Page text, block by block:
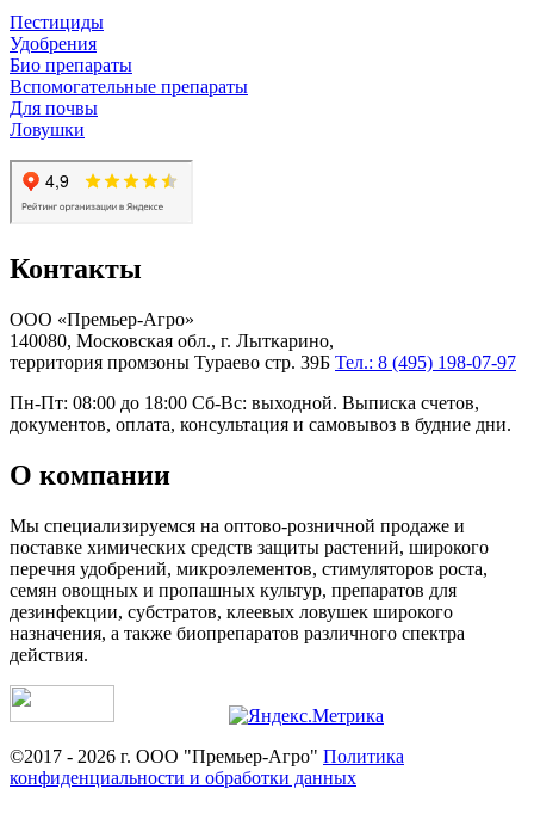
Пестициды
Удобрения
Био препараты
Вспомогательные препараты
Для почвы
Ловушки
Контакты
ООО «Премьер-Агро»
140080, Московская обл., г. Лыткарино,
территория промзоны Тураево стр. 39Б Тел.: 8 (495) 198-07-97
Пн-Пт: 08:00 до 18:00 Сб-Вс: выходной. Выписка счетов,
документов, оплата, консультация и самовывоз в будние дни.
О компании
Мы специализируемся на оптово-розничной продаже и
поставке химических средств защиты растений, широкого
перечня удобрений, микроэлементов, стимуляторов роста,
семян овощных и пропашных культур, препаратов для
дезинфекции, субстратов, клеевых ловушек широкого
назначения, а также биопрепаратов различного спектра
действия.
©2017 - 2026 г. ООО "Премьер-Агро" Политика
конфиденциальности и обработки данных